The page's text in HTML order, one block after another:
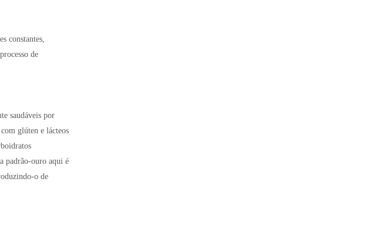
constantes,
de
saudáveis por
glúten e lácteos
padrão-ouro aqui é
o de